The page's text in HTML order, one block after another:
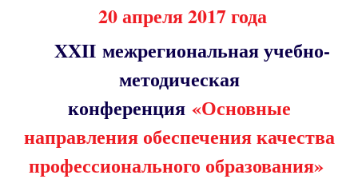
20 апреля 2017 года
XXIIмежрегиональная учебно-
методическая
конференция «Основные
направления обеспечения качества
профессионального образования»